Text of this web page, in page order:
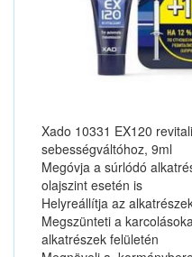
Xado 10331 EX120
sebességváltóhoz, 9ml
Megóvja a súrlódó
olajszint esetén is
Helyreállítja az
Megszünteti a
alkatrészek felületén